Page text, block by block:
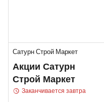
Сатурн Строй Маркет
Акции Сатурн
Строй Маркет
Заканчивается завтра